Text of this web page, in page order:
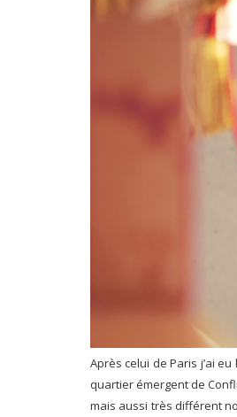
Après celui de Paris j’ai
quartier émergent de
mais aussi très différent